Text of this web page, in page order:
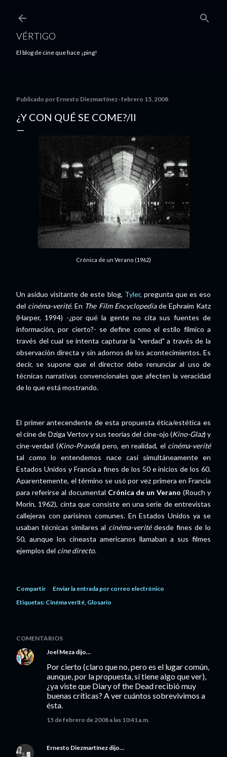
VÉRTIGO
El blog de cine que hace ¡ping!
Publicado por Ernesto Diezmartínez febrero 15, 2008
¿Y CON QUÉ SE COME?/II
Crónica de un Verano (1962)
Un asiduo visitante de este blog, Tyler, pregunta que es eso
del cinéma-verité.En The Film Encyclopediade Ephraim Katz
(Harper, 1994) -¿por qué la gente no cita sus fuentes de
información, por cierto?- se define como el estilo fílmico a
través del cual se intenta capturar la "verdad" a través de la
observación directa y sin adornos de los acontecimientos. Es
decir, se supone que el director debe renunciar al uso de
técnicas narrativas convencionales que afecten la veracidad
de lo que está mostrando.
El primer antecendente de esta propuesta ética/estética es
el cine de Dziga Vertov y sus teorías del cine-ojo (Kino-Glaz) y
cine-verdad (Kino-Pravda) pero, en realidad, el cinéma-verité
tal como lo entendemos nace casi simultáneamente en
Estados Unidos y Francia a fines de los 50 e inicios de los 60.
Aparentemente, el término se usó por vez primera en Francia
para referirse al documental Crónica de un Verano (Rouch y
Morin, 1962), cinta que consiste en una serie de entrevistas
callejeras con parisinos comunes. En Estados Unidos ya se
usaban técnicas similares al cinéma-veritédesde fines de lo
50, aunque los cineasta americanos llamaban a sus filmes
ejemplos del cine directo.
Compartir
Enviar la entrada por correo electrónico
Etiquetas: Cinéma verité Glosario
COMENTARIOS
Joel Meza dijo…
Por cierto (claro que no, pero es el lugar común,
aunque, por la propuesta, sí tiene algo que ver),
¿ya viste que Diary of the Dead recibió muy
buenas críticas? A ver cuántos sobrevivimos a
ésta.
15 de febrero de 2008 a las 10:41 a.m.
Ernesto Diezmartínez dijo…